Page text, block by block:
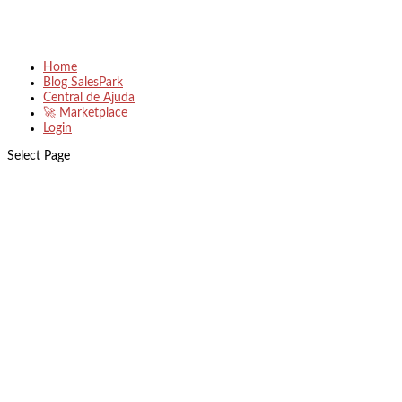
Home
Blog SalesPark
Central de Ajuda
🚀 Marketplace
Login
Select Page